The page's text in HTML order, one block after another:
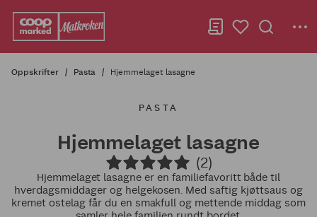
Oppskrifter Pasta Hjemmelaget lasagne
PASTA
Hjemmelaget lasagne
(2)
Hjemmelaget lasagne er en familiefavoritt både til
hverdagsmiddager og helgekosen. Med saftig kjøttsaus og
kremet ostelag får du en smakfull og mettende middag som